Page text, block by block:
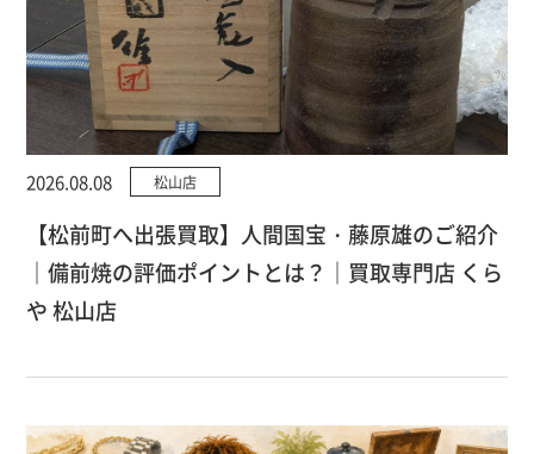
2026.08.08 松山店
【松前町へ出張買取】人間国宝・藤原雄のご紹介
｜備前焼の評価ポイントとは？｜買取専門店 くら
や 松山店